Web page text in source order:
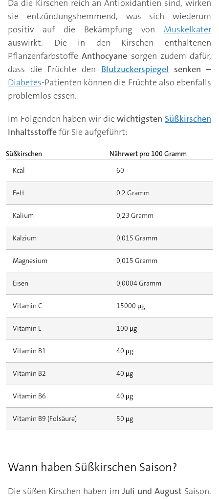
Da die Kirschen reich an Antioxidantien sind, wirken
sie entzündungshemmend, was sich wiederum
positiv auf die Bekämpfung von Muskelkater
auswirkt. Die in den Kirschen enthaltenen
PflanzenfarbstoffeAnthocyane sorgen zudem dafür,
dass die Früchte den Blutzuckerspiegel senken –
Diabetes-Patienten können die Früchte also ebenfalls
problemlos essen.
Im Folgenden haben wir diewichtigsten Süßkirschen
Inhaltsstoffefür Sie aufgeführt:
Süßkirschen
Nährwert pro 100 Gramm
Kcal
60
Fett 0,2 Gramm
Kalium 0,23 Gramm
Kalzium 0,015 Gramm
Magnesium 0,015 Gramm
Eisen 0,0004 Gramm
Vitamin C 15000 µg
Vitamin E 100 µg
Vitamin B1 40 µg
Vitamin B2 40 µg
Vitamin B6 40 µg
Vitamin B9 (Folsäure) 50 µg
Wann haben Süßkirschen Saison?
Die süßen Kirschen haben im Juli und August Saison.